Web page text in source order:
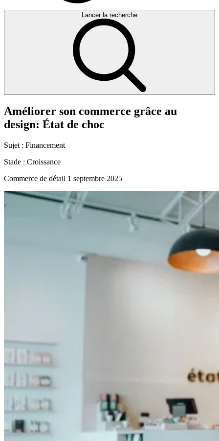
Lancer la recherche
Améliorer son commerce grâce au
design: État de choc
Sujet : Financement
Stade : Croissance
Commerce de détail 1 septembre 2025